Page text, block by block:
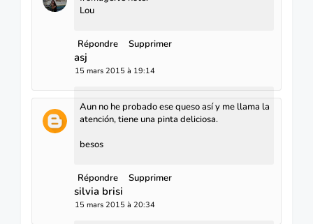
Lou
Répondre Supprimer
asj
15 mars 2015 à 19:14
Aun no he probado ese queso así y me llama la
atención, tiene una pinta deliciosa.
besos
Répondre Supprimer
silvia brisi
15 mars 2015 à 20:34